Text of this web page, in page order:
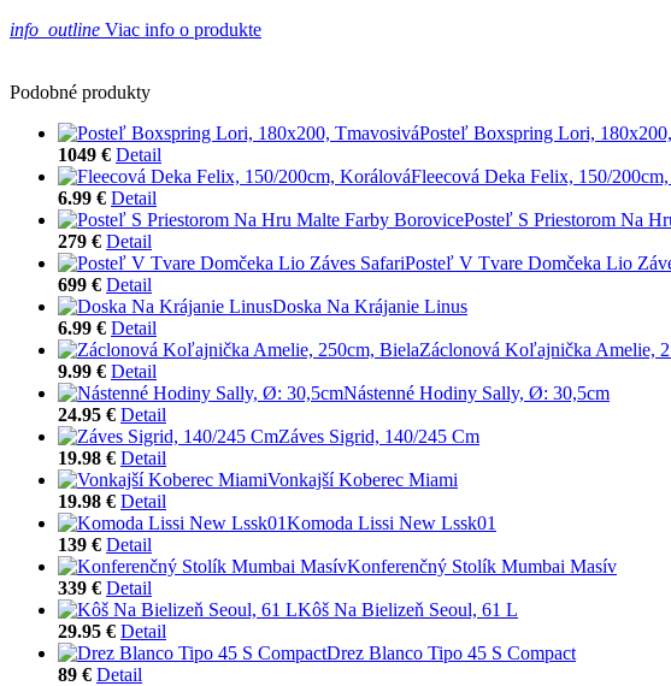
info_outline Viac info o produkte
Podobné produkty
Posteľ Boxspring Lori,
1049 € Detail
Fleecová Deka Felix, 150/
6.99 € Detail
Posteľ S Priestorom Na
279 € Detail
Posteľ V Tvare Domčeka Lio
699 € Detail
Doska Na Krájanie Linus
6.99 € Detail
Záclonová Koľajnička Amelie,
9.99 € Detail
Nástenné Hodiny Sally, Ø: 30,5cm
24.95 € Detail
Záves Sigrid, 140/245 Cm
19.98 € Detail
Vonkajší Koberec Miami
19.98 € Detail
Komoda Lissi New Lssk01
139 € Detail
Konferenčný Stolík Mumbai Masív
339 € Detail
Kôš Na Bielizeň Seoul, 61 L
29.95 € Detail
Drez Blanco Tipo 45 S Compact
89 € Detail